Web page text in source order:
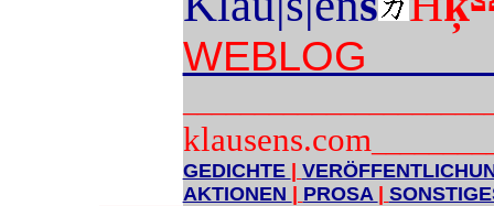
WEBLOG
klausens.com
GEDICHTE
AKTIONEN
PROSA